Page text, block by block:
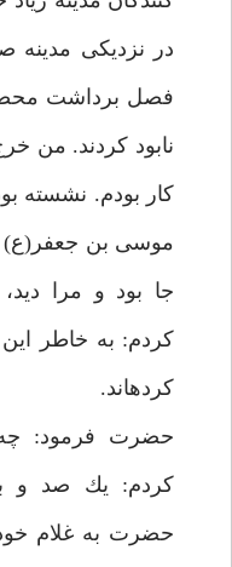
در نزديكى
فصل برداشت
نابود كردند. من
كار بودم. نشسته
موسى بن جعفر(ع)
جا بود و مرا
كردم: به خاطر اين
كرده‏اند.
حضرت فرمود:
كردم: يك صد و
حضرت به غلام خود